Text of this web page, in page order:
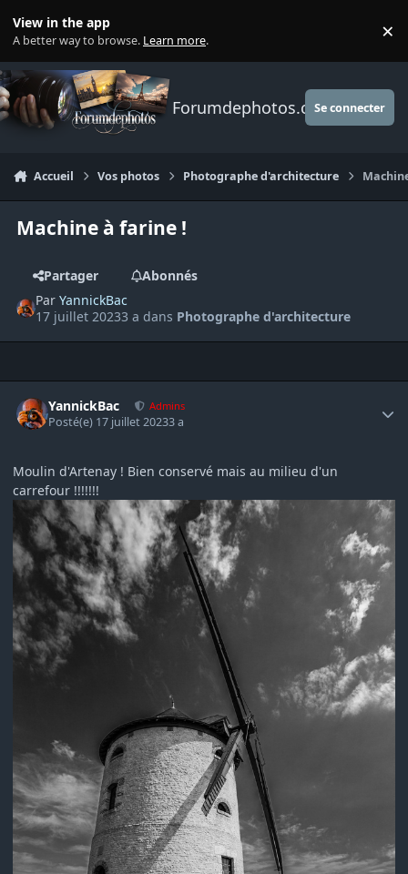
View in the app
A better way to browse. Learn more. ×
Forumdephotos.comSe connecter
Accueil Vos photos Photographe d'architecture
Machine à farine !
Partager
Abonnés
ParYannickBac
17 juillet 20233 a dans Photographe d'architecture
YannickBac Admins
Posté(e) 17 juillet 20233 a
Moulin d'Artenay ! Bien conservé mais au milieu d'un
carrefour !!!!!!!